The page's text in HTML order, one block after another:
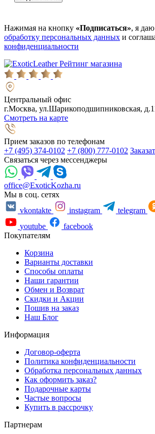
Нажимая на кнопку «Подписаться», я даю
обработку персональных данных и
конфиденциальности
Рейтинг магазина
Центральный офис
г.Москва, ул.Шарикоподшипниковская,
Смотреть на карте
Прием заказов по телефонам
+7 (495) 374-0102 +7 (800) 777-0102
Связаться через мессенджеры
office@ExoticKozha.ru
Мы в соц. сетях
vkontakte
instagram telegram
youtube
facebook
Покупателям
Корзина
Варианты доставки
Способы оплаты
Наши гарантии
Обмен и Возврат
Скидки и Акции
Пошив на заказ
Наш Блог
Информация
Договор-оферта
Политика конфиденциальности
Обработка персональных данных
Как оформить заказ?
Подарочные карты
Частые вопросы
Купить в рассрочку
Партнерам